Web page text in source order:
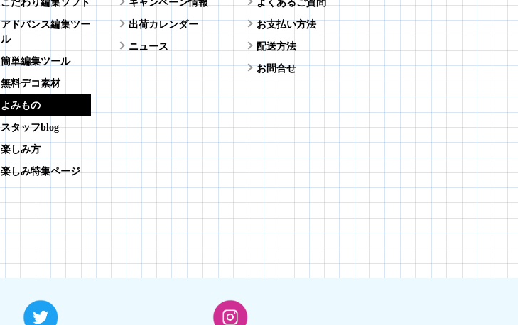
こだわり編集ソフト
アドバンス編集ツー
ル
簡単編集ツール
無料デコ素材
よみもの
スタッフblog
楽しみ方
楽しみ特集ページ
キャンペーン情報
出荷カレンダー
ニュース
よくあるご質問
お支払い方法
配送方法
お問合せ